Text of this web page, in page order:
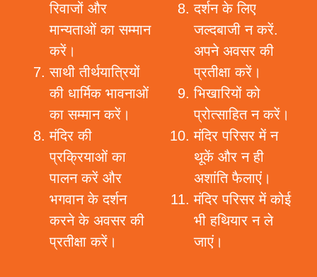
रिवाजों और
मान्यताओं का सम्मान
करें।
साथी तीर्थयात्रियों
की धार्मिक भावनाओं
का सम्मान करें।
मंदिर की
प्रक्रियाओं का
पालन करें और
भगवान के दर्शन
करने के अवसर की
प्रतीक्षा करें।
दर्शन के लिए
जल्दबाजी न करें.
अपने अवसर की
प्रतीक्षा करें।
भिखारियों को
प्रोत्साहित न करें।
मंदिर परिसर में न
थूकें और न ही
अशांति फैलाएं।
मंदिर परिसर में कोई
भी हथियार न ले
जाएं।